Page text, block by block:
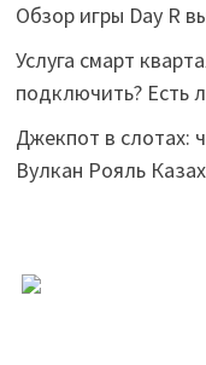
Обзор игры Day R
Услуга смарт
подключить? Есть
Джекпот в слотах:
Вулкан Рояль